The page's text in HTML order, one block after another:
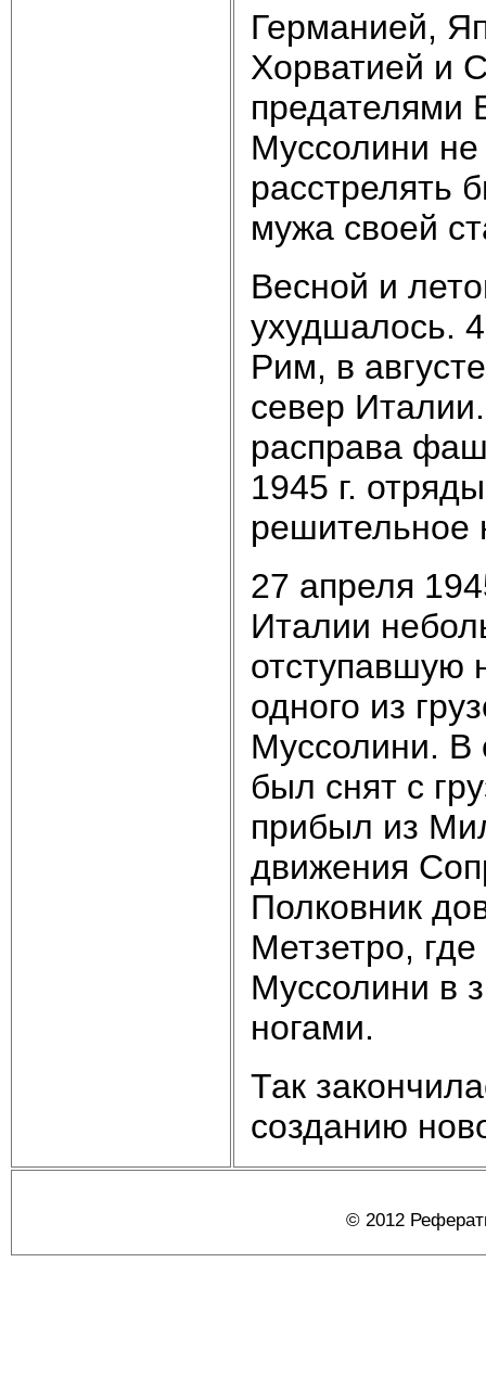
Германией,
Хорватией и
предателями
Муссолини
расстрелять
мужа своей
Весной и
ухудшалось.
Рим, в
север
расправа
1945 г.
решительное
27 апреля
Италии
отступавшую
одного из
Муссолини. В
был снят с
прибыл из
движения
Полковник
Метзетро,
Муссолини в
ногами.
Так
созданию
© 2012